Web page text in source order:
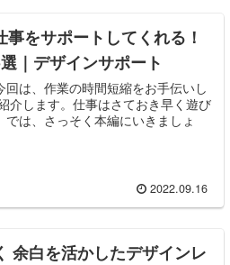
事をサポートしてくれる！
｜デザインサポート
は、作業の時間短縮をお手伝いし
介します。仕事はさておき早く遊び
は、さっそく本編にいきましょ
2022.09.16
余白を活かしたデザインレ